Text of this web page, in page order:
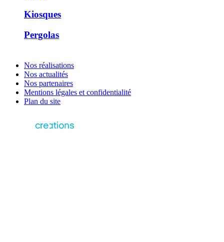
Kiosques
Pergolas
Nos réalisations
Nos actualités
Nos partenaires
Mentions légales et confidentialité
Plan du site